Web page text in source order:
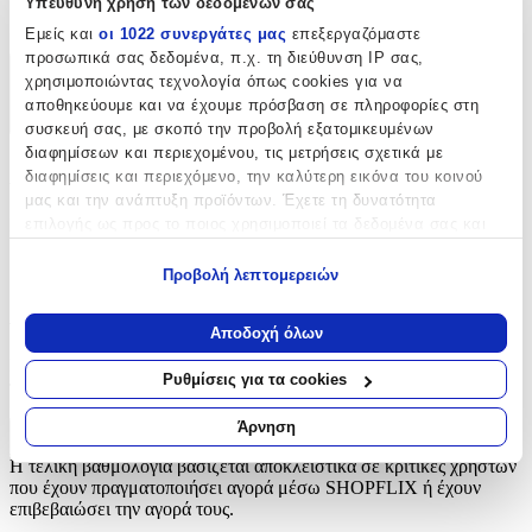
Εμείς και οι 1022 συνεργάτες μας επεξεργαζόμαστε
προσωπικά σας δεδομένα, π.χ. τη διεύθυνση IP σας,
χρησιμοποιώντας τεχνολογία όπως cookies για να
αποθηκεύουμε και να έχουμε πρόσβαση σε πληροφορίες στη
συσκευή σας, με σκοπό την προβολή εξατομικευμένων
διαφημίσεων και περιεχομένου, τις μετρήσεις σχετικά με
διαφημίσεις και περιεχόμενο, την καλύτερη εικόνα του κοινού
μας και την ανάπτυξη προϊόντων. Έχετε τη δυνατότητα
Να συλλέξουμε πληροφορίες σχετικά με τη γεωγραφική
σας τοποθεσία, οι οποίες μπορεί να είναι ακριβείς σε
απόσταση μερικών μέτρων
Να αναγνωρίσουμε τη συσκευή σας σαρώνοντας ενεργά
για συγκεκριμένα χαρακτηριστικά (δακτυλικό αποτύπωμα)
Μάθετε περισσότερα σχετικά με τον τρόπο επεξεργασίας των
προσωπικών σας δεδομένων και καθορίστε τις προτιμήσεις σας
στηνενότητα “Λεπτομέρειες”. Μπορείτε να αλλάξετε ή να
ανακαλέσετε τη συγκατάθεσή σας ανά πάσα στιγμή από τη
Προβολή λεπτομερειών
Αποδοχή όλων
Ρυθμίσεις για τα cookies
Άρνηση
Χαρακτηριστικά
+
Χαρακτηριστικά
Αξιολογήσεις
Προς το παρόν δεν υπάρχουν άλλες αξιολογήσεις. Όταν
προστεθούν, θα εμφανιστούν εδώ.
Πώς υπολογίζεται η βαθμολογία
Η τελική βαθμολογία βασίζεται αποκλειστικά σε κριτικές χρηστών
που έχουν πραγματοποιήσει αγορά μέσω SHOPFLIX ή έχουν
επιβεβαιώσει την αγορά τους.